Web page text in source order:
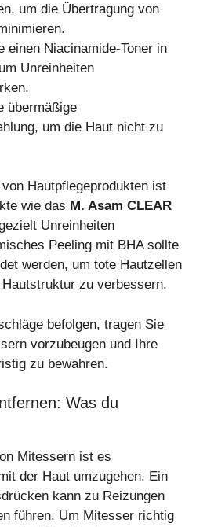
um die Übertragung von
einen Niacinamide-Toner in
Unreinheiten
übermäßige
um die Haut nicht zu
Hautpflegeprodukten ist
wie das M. Asam CLEAR
Unreinheiten
Peeling mit BHA sollte
werden, um tote Hautzellen
zu verbessern.
befolgen, tragen Sie
vorzubeugen und Ihre
zu bewahren.
Was du
Mitessern ist es
der Haut umzugehen. Ein
kann zu Reizungen
führen. Um Mitesser richtig